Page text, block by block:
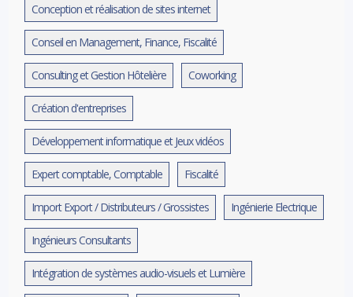
Conception et réalisation de sites internet
Conseil en Management, Finance, Fiscalité
Consulting et Gestion Hôtelière Coworking
Création d'entreprises
Développement informatique et Jeux vidéos
Expert comptable, Comptable Fiscalité
Import Export / Distributeurs / Grossistes Ingénierie Electrique
Ingénieurs Consultants
Intégration de systèmes audio-visuels et Lumière